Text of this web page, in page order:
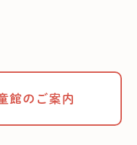
館のご案内